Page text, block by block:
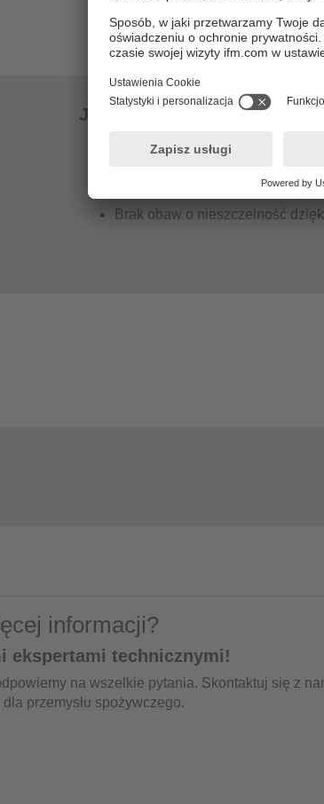
Szybszy proces czyszczenia
Jak mogę zapewnić
Wyeliminowano ryzyko
ceramicznej
Zapobieganie uszkodzeniom
Brak obaw o nieszczelność
informacji?
ekspertami technicznymi!
na wszelkie pytania. Skontaktuj się z
przemysłu spożywczego.